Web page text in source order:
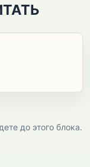
до этого блока.